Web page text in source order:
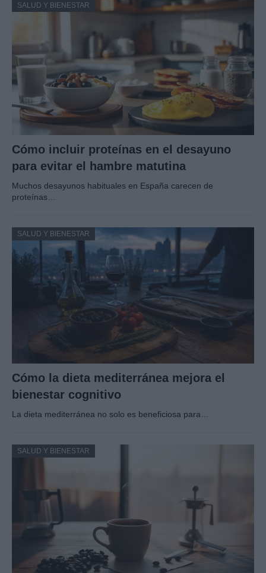
SALUD Y BIENESTAR
Cómo incluir proteínas en el desayuno
para evitar el hambre matutina
Muchos desayunos habituales en España carecen de
proteínas…
SALUD Y BIENESTAR
Cómo la dieta mediterránea mejora el
bienestar cognitivo
La dieta mediterránea no solo es beneficiosa para…
SALUD Y BIENESTAR